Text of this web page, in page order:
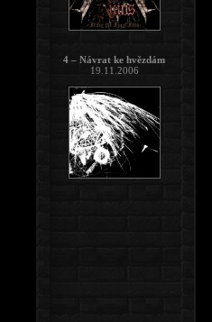
4 – Návrat ke hvězdám
19.11.2006